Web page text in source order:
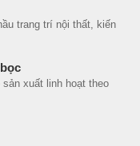
trang trí nội thất, kiến
xuất linh hoạt theo